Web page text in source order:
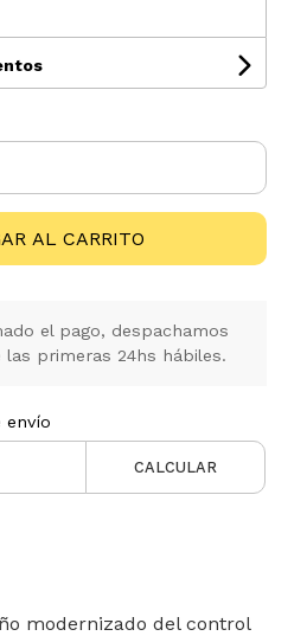
AL CARRITO
el pago, despachamos
primeras 24hs hábiles.
envío
CALCULAR
modernizado del control